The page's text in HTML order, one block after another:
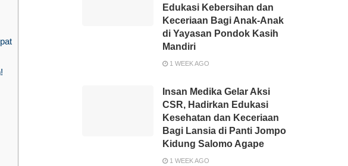
Edukasi Kebersihan dan
Keceriaan Bagi Anak-Anak
di Yayasan Pondok Kasih
Mandiri
1 WEEK AGO
Insan Medika Gelar Aksi
CSR, Hadirkan Edukasi
Kesehatan dan Keceriaan
Bagi Lansia di Panti Jompo
Kidung Salomo Agape
1 WEEK AGO